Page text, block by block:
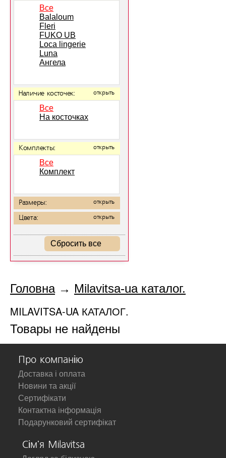
Все
Balaloum
Fleri
FUKO UB
Loca lingerie
Luna
Ангела
Наличие косточек: открыть
Все
На косточках
Комплекты: открыть
Все
Комплект
Размеры: открыть
Цвета: открыть
Сбросить все
Головна→ Milavitsa-ua каталог.
MILAVITSA-UA КАТАЛОГ.
Товары не найдены
Про компанію
Доставка і оплата
Новини та акції
Сертифікати
Контактна інформація
Подарунковий сертифікат
Сім'я Milavitsa